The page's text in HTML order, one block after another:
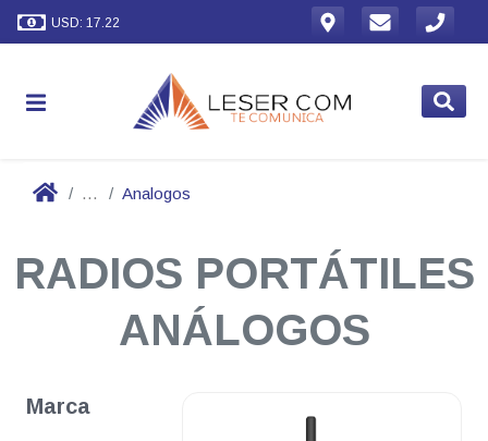
USD: 17.22
... Analogos
RADIOS PORTÁTILES
ANÁLOGOS
Marca